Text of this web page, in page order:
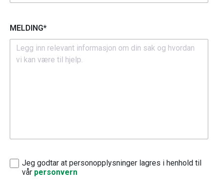
MELDING*
Jeg godtar at personopplysninger lagres i henhold til
vår personvern